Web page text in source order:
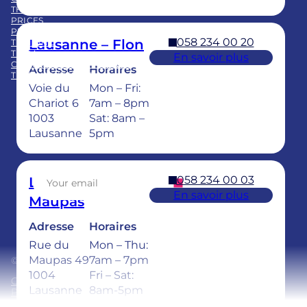
Lausanne – Flon
Adresse
Voie du
Chariot 6
1003
Lausanne
Horaires
Mon – Fri:
7am – 8pm
Sat: 8am –
5pm
058 234 00 20
En savoir plus
Lausanne –
Maupas
Adresse
Rue du
Maupas 49
1004
Lausanne
Horaires
Mon – Thu:
7am – 7pm
Fri – Sat:
8am-5pm
058 234 00 03
En savoir plus
THE GROUP
PRICES
PRACTICE ACQUISITION
TRAINING
TEAM
CHILDREN’S DENTAL CARE
TEETH WHITENING
Facebook
LinkedInInstagram
TikTok
Sign up for our newsletter
© 2026 Ardentis
General Terms and Conditions
Privacy policy